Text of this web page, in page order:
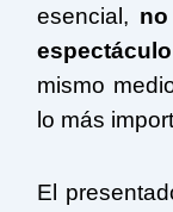
esencial,
mismo
lo más
El